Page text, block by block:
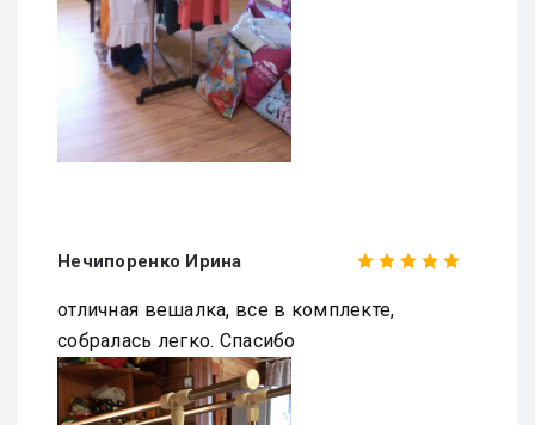
Нечипоренко Ирина
отличная вешалка, все в комплекте,
собралась легко. Спасибо